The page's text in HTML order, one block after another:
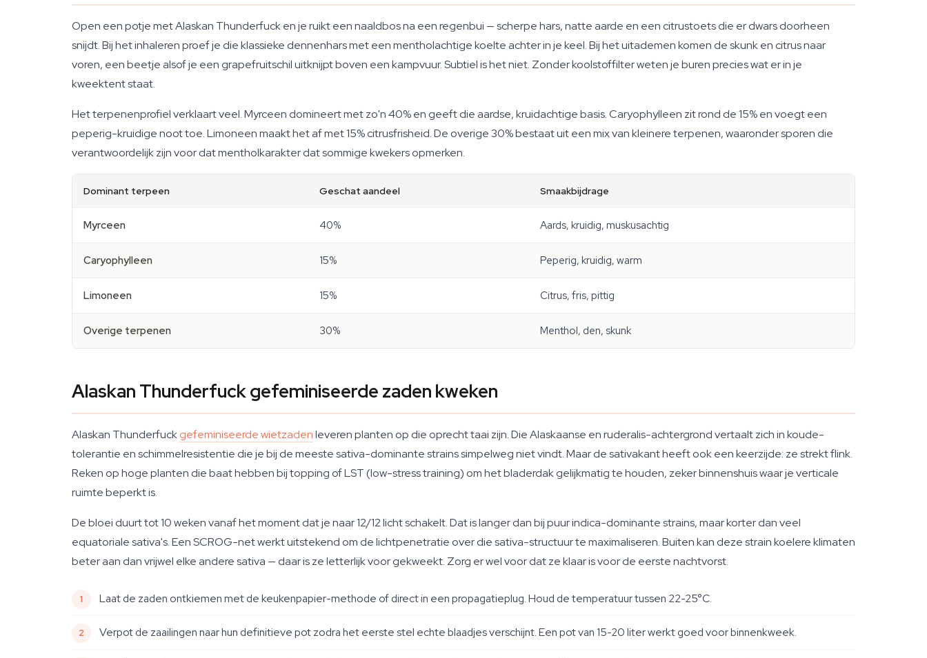
Open een potje met Alaskan Thunderfuck en je ruikt een naaldbos na een regenbui — scherpe hars, natte aarde en een citrustoets die er dwars doorheen
snijdt. Bij het inhaleren proef je die klassieke dennenhars met een mentholachtige koelte achter in je keel. Bij het uitademen komen de skunk en citrus naar
voren, een beetje alsof je een grapefruitschil uitknijpt boven een kampvuur. Subtiel is het niet. Zonder koolstoffilter weten je buren precies wat er in je
kweektent staat.
Het terpenenprofiel verklaart veel. Myrceen domineert met zo'n 40% en geeft die aardse, kruidachtige basis. Caryophylleen zit rond de 15% en voegt een
peperig-kruidige noot toe. Limoneen maakt het af met 15% citrusfrisheid. De overige 30% bestaat uit een mix van kleinere terpenen, waaronder sporen die
verantwoordelijk zijn voor dat mentholkarakter dat sommige kwekers opmerken.
Dominant terpeen Geschat aandeel Smaakbijdrage
Myrceen 40% Aards, kruidig, muskusachtig
Caryophylleen 15% Peperig, kruidig, warm
Limoneen 15% Citrus, fris, pittig
Overige terpenen 30% Menthol, den, skunk
Alaskan Thunderfuck gefeminiseerde zaden kweken
Alaskan Thunderfuckgefeminiseerde wietzadenleveren planten op die oprecht taai zijn. Die Alaskaanse en ruderalis-achtergrond vertaalt zich in koude-
tolerantie en schimmelresistentie die je bij de meeste sativa-dominante strains simpelweg niet vindt. Maar de sativakant heeft ook een keerzijde: ze strekt flink.
Reken op hoge planten die baat hebben bij topping of LST (low-stress training) om het bladerdak gelijkmatig te houden, zeker binnenshuis waar je verticale
ruimte beperkt is.
De bloei duurt tot 10 weken vanaf het moment dat je naar 12/12 licht schakelt. Dat is langer dan bij puur indica-dominante strains, maar korter dan veel
equatoriale sativa's. Een SCROG-net werkt uitstekend om de lichtpenetratie over die sativa-structuur te maximaliseren. Buiten kan deze strain koelere klimaten
beter aan dan vrijwel elke andere sativa — daar is ze letterlijk voor gekweekt. Zorg er wel voor dat ze klaar is voor de eerste nachtvorst.
Laat de zaden ontkiemen met de keukenpapier-methode of direct in een propagatieplug. Houd de temperatuur tussen 22-25°C.
Verpot de zaailingen naar hun definitieve pot zodra het eerste stel echte blaadjes verschijnt. Een pot van 15-20 liter werkt goed voor binnenkweek.